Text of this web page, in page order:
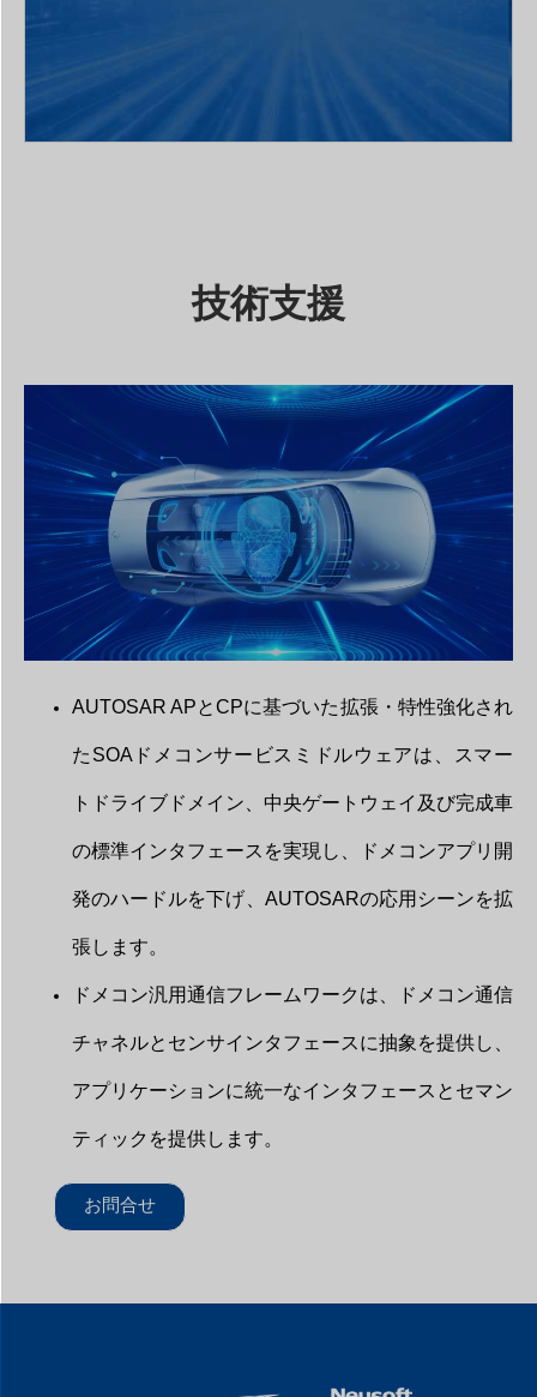
技術支援
AUTOSAR APとCPに基づいた拡張・特性強化され
たSOAドメコンサービスミドルウェアは、スマー
トドライブドメイン、中央ゲートウェイ及び完成車
の標準インタフェースを実現し、ドメコンアプリ開
発のハードルを下げ、AUTOSARの応用シーンを拡
張します。
ドメコン汎用通信フレームワークは、ドメコン通信
チャネルとセンサインタフェースに抽象を提供し、
アプリケーションに統一なインタフェースとセマン
ティックを提供します。
お問合せ